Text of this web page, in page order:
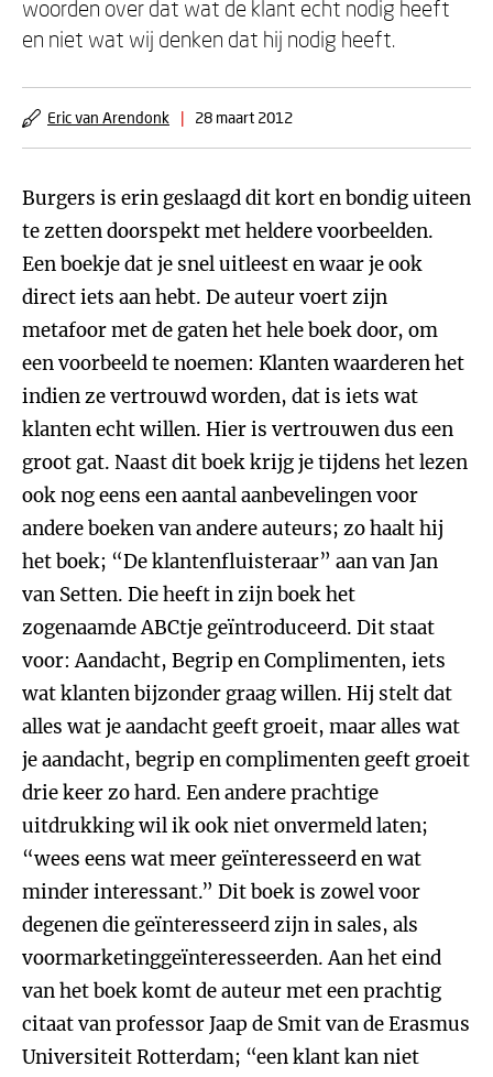
woorden over dat wat de klant echt nodig heeft
en niet wat wij denken dat hij nodig heeft.
Eric van Arendonk | 28 maart 2012
Burgers is erin geslaagd dit kort en bondig uiteen
te zetten doorspekt met heldere voorbeelden.
Een boekje dat je snel uitleest en waar je ook
direct iets aan hebt. De auteur voert zijn
metafoor met de gaten het hele boek door, om
een voorbeeld te noemen: Klanten waarderen het
indien ze vertrouwd worden, dat is iets wat
klanten echt willen. Hier is vertrouwen dus een
groot gat. Naast dit boek krijg je tijdens het lezen
ook nog eens een aantal aanbevelingen voor
andere boeken van andere auteurs; zo haalt hij
het boek; “De klantenfluisteraar” aan van Jan
van Setten. Die heeft in zijn boek het
zogenaamde ABCtje geïntroduceerd. Dit staat
voor: Aandacht, Begrip en Complimenten, iets
wat klanten bijzonder graag willen. Hij stelt dat
alles wat je aandacht geeft groeit, maar alles wat
je aandacht, begrip en complimenten geeft groeit
drie keer zo hard. Een andere prachtige
uitdrukking wil ik ook niet onvermeld laten;
“wees eens wat meer geïnteresseerd en wat
minder interessant.” Dit boek is zowel voor
degenen die geïnteresseerd zijn in sales, als
voormarketinggeïnteresseerden. Aan het eind
van het boek komt de auteur met een prachtig
citaat van professor Jaap de Smit van de Erasmus
Universiteit Rotterdam; “een klant kan niet